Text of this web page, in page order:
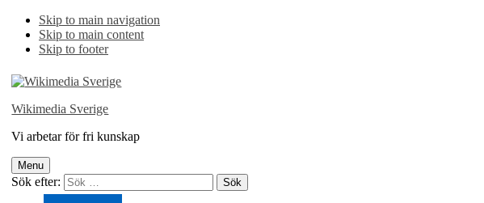
Skip to main navigation
Skip to main content
Skip to footer
Wikimedia Sverige
Vi arbetar för fri kunskap
Menu
Sök efter: